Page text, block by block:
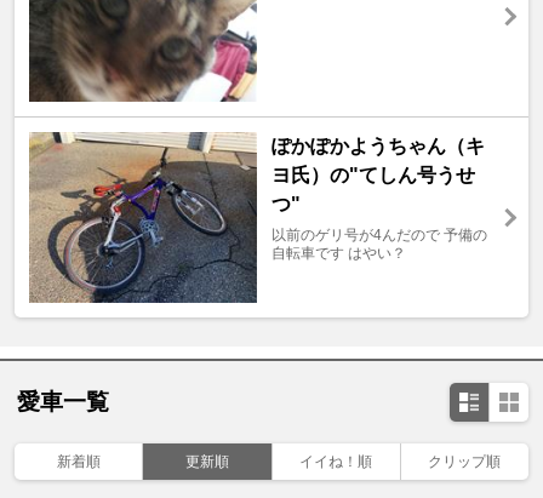
ぽかぽかようちゃん（キ
ヨ氏）の"てしん号うせ
つ"
以前のゲリ号が4んだので 予備の
自転車です はやい？
愛車一覧
新着順 更新順 イイね！順 クリップ順